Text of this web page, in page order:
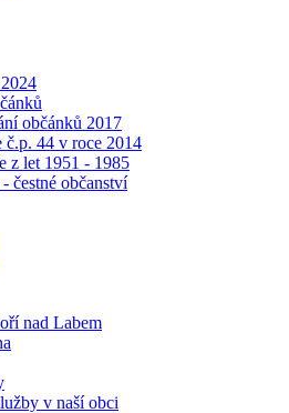
občánků 2017
č.p. 44 v roce 2014
z let 1951 - 1985
čestné občanství
nad Labem
v naší obci